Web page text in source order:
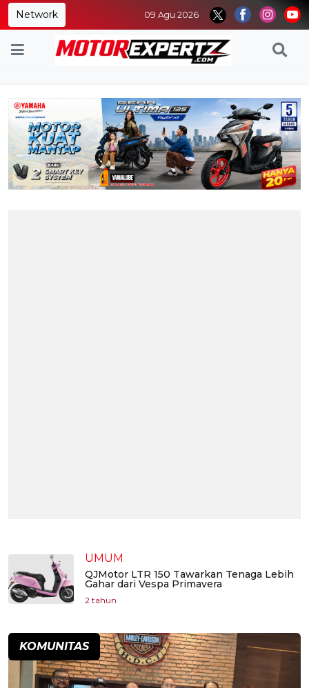
Network 09 Agu 2026
UMUM
QJMotor LTR 150 Tawarkan Tenaga Lebih
Gahar dari Vespa Primavera
2 tahun
KOMUNITAS